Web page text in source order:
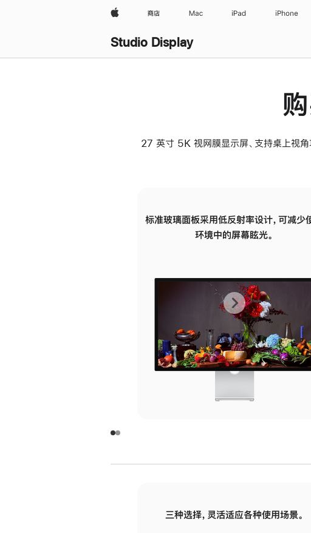
Apple 商店 Mac iPad iPhone
Studio Display
27 英寸 5K 视网膜显示屏、支持桌上视
标准玻璃面板采用低反射率设计，可减少
环境中的屏幕眩光。
上
一
张
图
面
下
一
张
图
面
三种选择，灵活适应各种使用场景。